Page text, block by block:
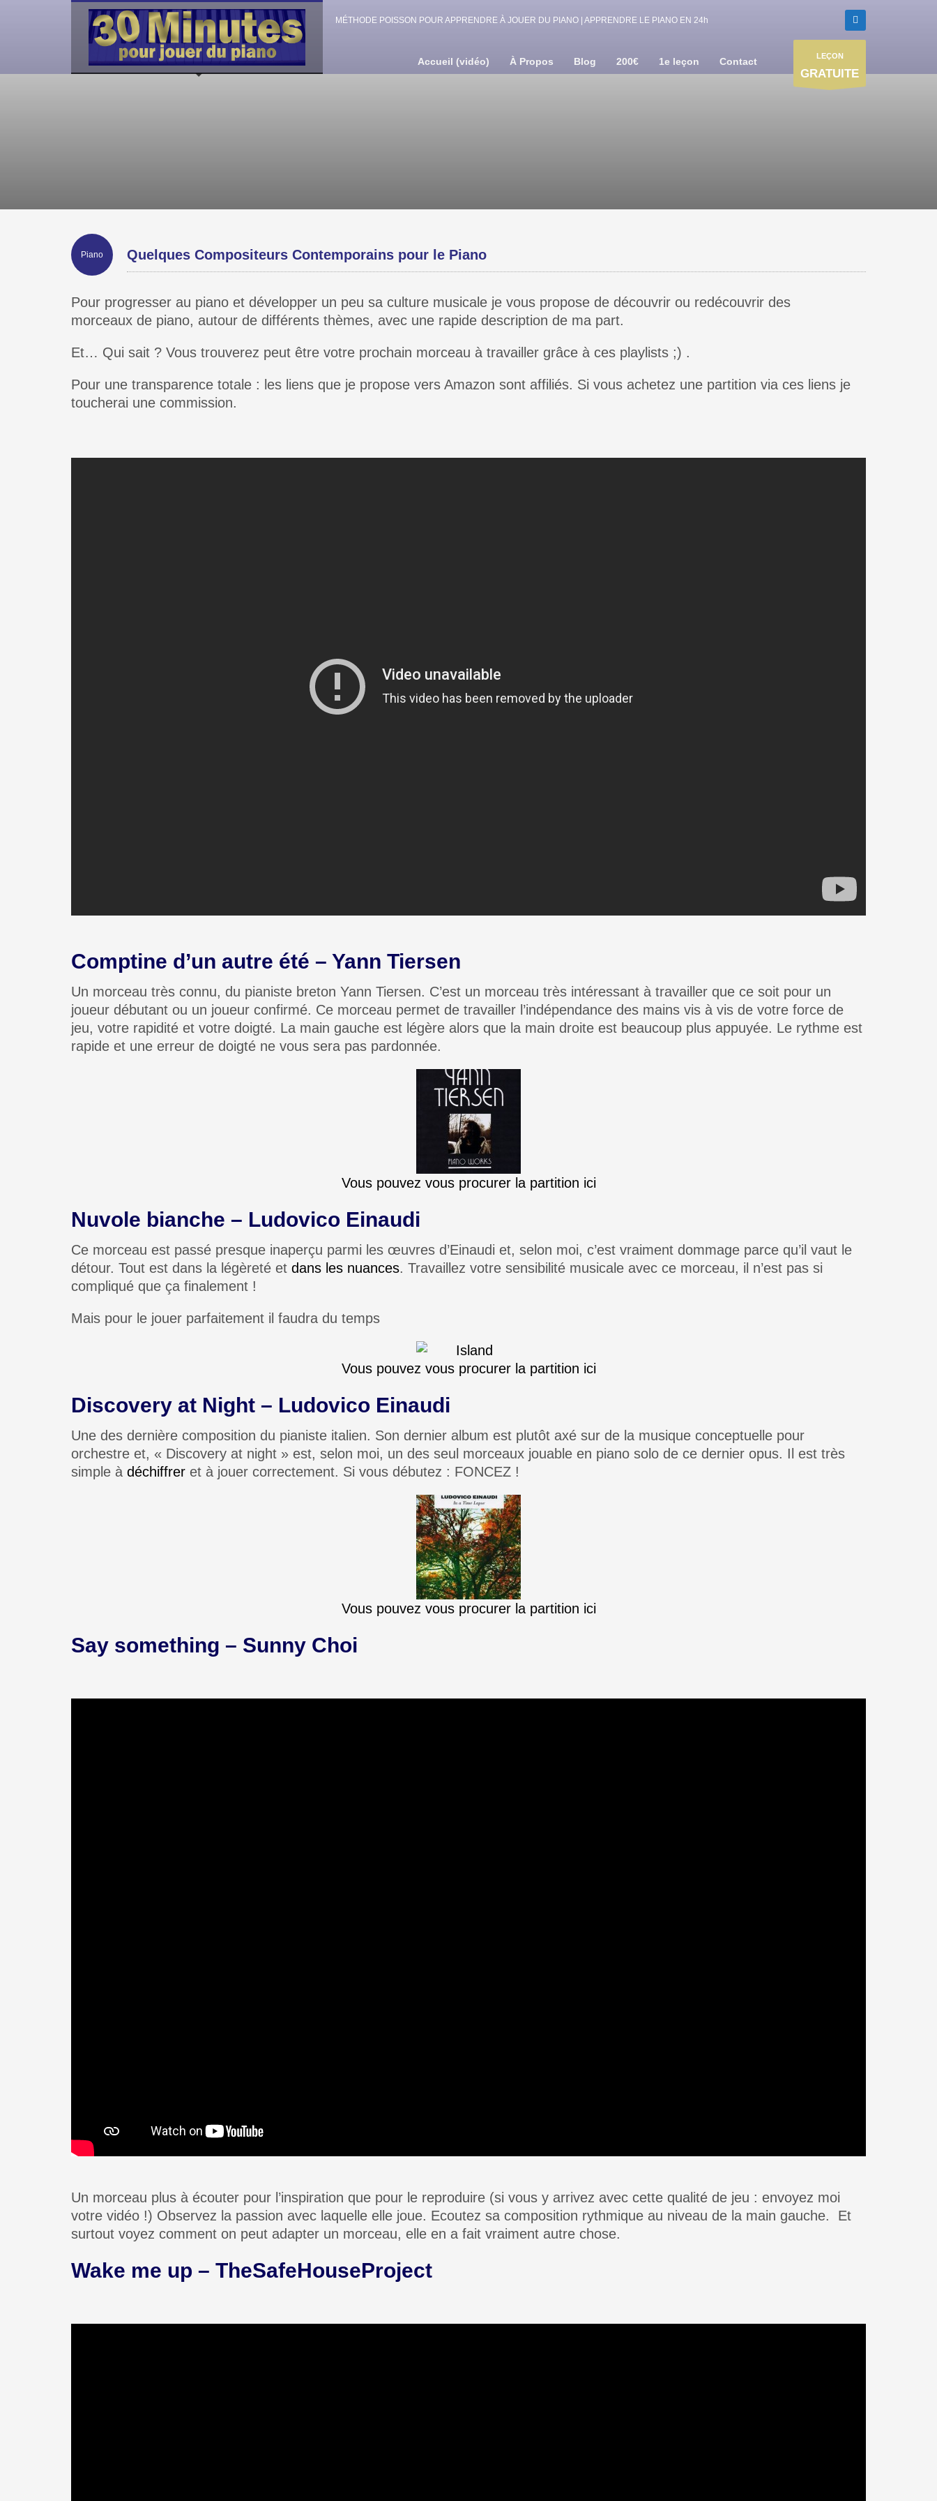
MÉTHODE POISSON POUR APPRENDRE À JOUER DU PIANO | APPRENDRE LE PIANO EN 24h
Accueil (vidéo) À Propos Blog 200€ 1e leçon Contact LEÇON
GRATUITE
Piano Quelques Compositeurs Contemporains pour le Piano
Pour progresser au piano et développer un peu sa culture musicale je vous propose de découvrir ou redécouvrir des
morceaux de piano, autour de différents thèmes, avec une rapide description de ma part.
Et… Qui sait ? Vous trouverez peut être votre prochain morceau à travailler grâce à ces playlists ;) .
Pour une transparence totale : les liens que je propose vers Amazon sont affiliés. Si vous achetez une partition via ces liens je
toucherai une commission.
Comptine d’un autre été – Yann Tiersen
Un morceau très connu, du pianiste breton Yann Tiersen. C’est un morceau très intéressant à travailler que ce soit pour un
joueur débutant ou un joueur confirmé. Ce morceau permet de travailler l’indépendance des mains vis à vis de votre force de
jeu, votre rapidité et votre doigté. La main gauche est légère alors que la main droite est beaucoup plus appuyée. Le rythme est
rapide et une erreur de doigté ne vous sera pas pardonnée.
Vous pouvez vous procurer la partition ici
Nuvole bianche – Ludovico Einaudi
Ce morceau est passé presque inaperçu parmi les œuvres d’Einaudi et, selon moi, c’est vraiment dommage parce qu’il vaut le
détour. Tout est dans la légèreté et dans les nuances. Travaillez votre sensibilité musicale avec ce morceau, il n’est pas si
compliqué que ça finalement !
Mais pour le jouer parfaitement il faudra du temps
Vous pouvez vous procurer la partition ici
Discovery at Night – Ludovico Einaudi
Une des dernière composition du pianiste italien. Son dernier album est plutôt axé sur de la musique conceptuelle pour
orchestre et, « Discovery at night » est, selon moi, un des seul morceaux jouable en piano solo de ce dernier opus. Il est très
simple à déchiffrer et à jouer correctement. Si vous débutez : FONCEZ !
Vous pouvez vous procurer la partition ici
Say something – Sunny Choi
Un morceau plus à écouter pour l’inspiration que pour le reproduire (si vous y arrivez avec cette qualité de jeu : envoyez moi
votre vidéo !) Observez la passion avec laquelle elle joue. Ecoutez sa composition rythmique au niveau de la main gauche. Et
surtout voyez comment on peut adapter un morceau, elle en a fait vraiment autre chose.
Wake me up – TheSafeHouseProject